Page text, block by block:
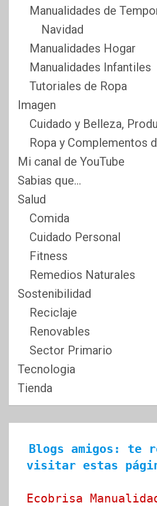
Manualidades de
Navidad
Manualidades Hogar
Manualidades Infantiles
Tutoriales de Ropa
Imagen
Cuidado y Belleza,
Ropa y Complementos
Mi canal de YouTube
Sabias que…
Salud
Comida
Cuidado Personal
Fitness
Remedios Naturales
Sostenibilidad
Reciclaje
Renovables
Sector Primario
Tecnologia
Tienda
Blogs amigos: te
visitar estas
Ecobrisa